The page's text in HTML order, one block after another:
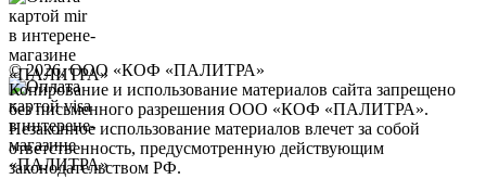
© 2026, ООО «КОФ «ПАЛИТРА»
Копирование и использование материалов сайта запрещено
без письменного разрешения ООО «КОФ «ПАЛИТРА».
Незаконное использование материалов влечет за собой
ответственность, предусмотренную действующим
законодательством РФ.